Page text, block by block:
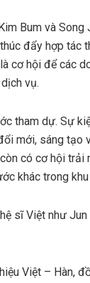
Bum và Song
đẩy hợp tác
cơ hội để các
vụ.
tham dự. Sự
mới, sáng tạo
có cơ hội trải
khác trong
sĩ Việt như Jun
Việt – Hàn,